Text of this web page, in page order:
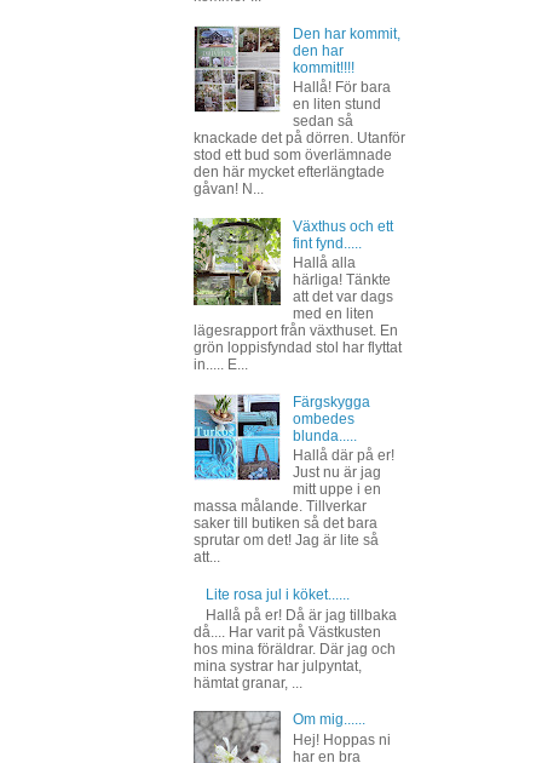
Den har kommit,
den har
kommit!!!!
Hallå! För bara
en liten stund
sedan så
knackade det på dörren. Utanför
stod ett bud som överlämnade
den här mycket efterlängtade
gåvan! N...
Växthus och ett
fint fynd.....
Hallå alla
härliga! Tänkte
att det var dags
med en liten
lägesrapport från växthuset. En
grön loppisfyndad stol har flyttat
in..... E...
Färgskygga
ombedes
blunda.....
Hallå där på er!
Just nu är jag
mitt uppe i en
massa målande. Tillverkar
saker till butiken så det bara
sprutar om det! Jag är lite så
att...
Lite rosa jul i köket......
Hallå på er! Då är jag tillbaka
då.... Har varit på Västkusten
hos mina föräldrar. Där jag och
mina systrar har julpyntat,
hämtat granar, ...
Om mig......
Hej! Hoppas ni
har en bra